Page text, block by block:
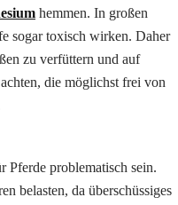
hemmen. In großen
sogar toxisch wirken. Daher
zu verfüttern und auf
die möglichst frei von
problematisch sein.
belasten, da überschüssiges